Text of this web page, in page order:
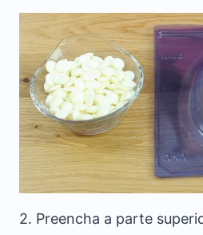
2. Preencha a parte